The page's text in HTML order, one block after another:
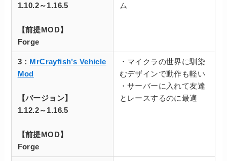
1.10.2～1.16.5
【前提MOD】
Forge
ム
3： MrCrayfish’s Vehicle
Mod
【バージョン】
1.12.2～1.16.5
【前提MOD】
Forge
・マイクラの世界に馴染
むデザインで動作も軽い
・サーバーに入れて友達
とレースするのに最適